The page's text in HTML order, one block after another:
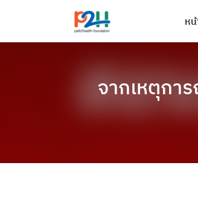
ห
จากเหตุกา